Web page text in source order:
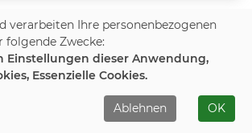
262-D2554
Fotoblick
verarbeiten Ihre personenbezogenen
Zwecke:
Einstellungen dieser Anwendung,
Essenzielle Cookies.
Ablehnen OK